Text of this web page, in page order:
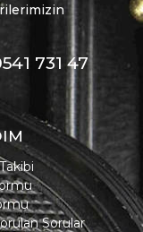
731 47
Sorular